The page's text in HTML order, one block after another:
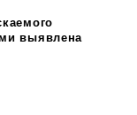
выявлена